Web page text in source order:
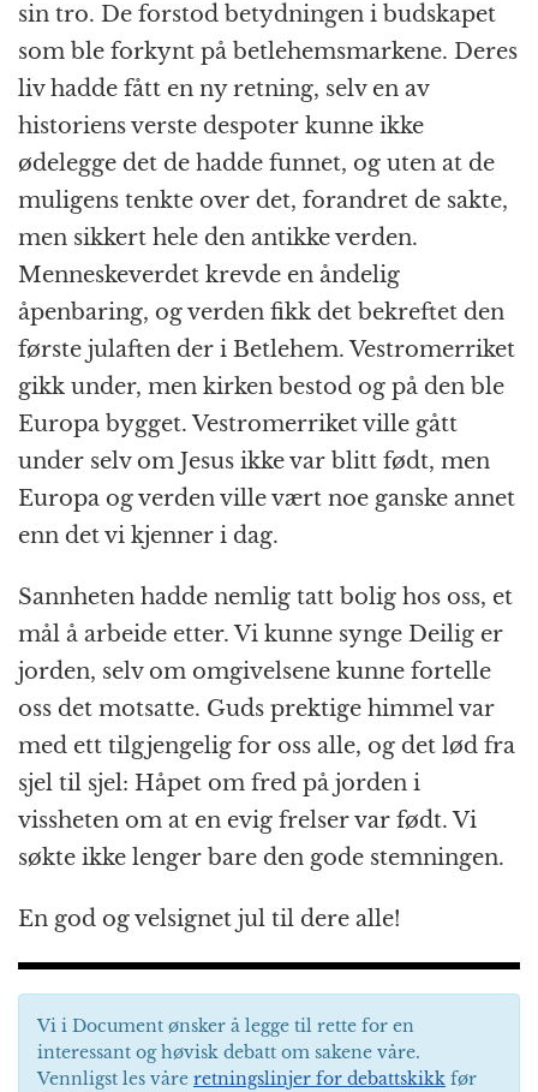
sin tro. De forstod betydningen i budskapet
som ble forkynt på betlehemsmarkene. Deres
liv hadde fått en ny retning, selv en av
historiens verste despoter kunne ikke
ødelegge det de hadde funnet, og uten at de
muligens tenkte over det, forandret de sakte,
men sikkert hele den antikke verden.
Menneskeverdet krevde en åndelig
åpenbaring, og verden fikk det bekreftet den
første julaften der i Betlehem. Vestromerriket
gikk under, men kirken bestod og på den ble
Europa bygget. Vestromerriket ville gått
under selv om Jesus ikke var blitt født, men
Europa og verden ville vært noe ganske annet
enn det vi kjenner i dag.
Sannheten hadde nemlig tatt bolig hos oss, et
mål å arbeide etter. Vi kunne synge Deilig er
jorden, selv om omgivelsene kunne fortelle
oss det motsatte. Guds prektige himmel var
med ett tilgjengelig for oss alle, og det lød fra
sjel til sjel: Håpet om fred på jorden i
vissheten om at en evig frelser var født. Vi
søkte ikke lenger bare den gode stemningen.
En god og velsignet jul til dere alle!
Vi i Document ønsker å legge til rette for en
interessant og høvisk debatt om sakene våre.
Vennligst les våre retningslinjer for debattskikk før